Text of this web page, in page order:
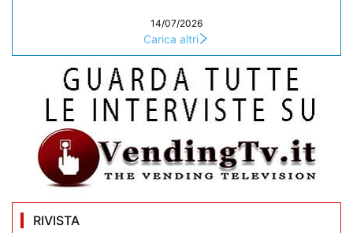
14/07/2026
Carica altri
RIVISTA